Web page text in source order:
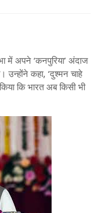
में अपने ‘कनपुरिया’ अंदाज
कहा, ‘दुश्मन चाहे
कि भारत अब किसी भी